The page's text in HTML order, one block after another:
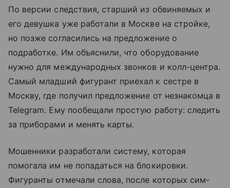
По версии следствия, старший из обвиняемых и
его девушка уже работали в Москве на стройке,
но позже согласились на предложение о
подработке. Им объяснили, что оборудование
нужно для международных звонков и колл-центра.
Самый младший фигурант приехал к сестре в
Москву, где получил предложение от незнакомца в
Telegram. Ему пообещали простую работу: следить
за приборами и менять карты.
Мошенники разработали систему, которая
помогала им не попадаться на блокировки.
Фигуранты отмечали слова, после которых сим-